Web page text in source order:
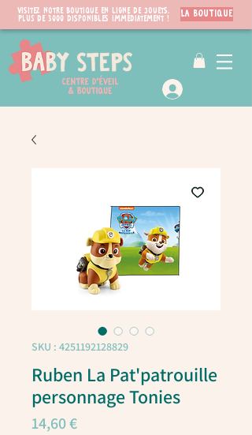
Visitez notre boutique en ligne de jouets.
PLUS de 3000 disponibles immédiatement !
LA BOUTIQUE
SKU : 4251192128829
Ruben La Pat'patrouille
personnage Tonies
14,60 €Prix